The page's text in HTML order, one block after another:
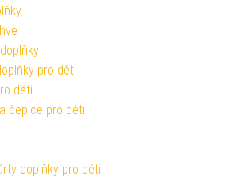
pro děti
děti
čepice pro děti
doplňky pro děti